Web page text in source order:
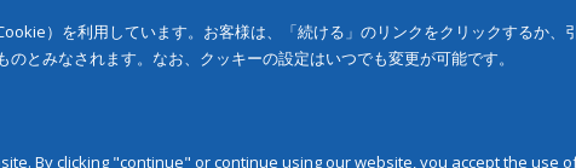
）を利用しています。お客様は、「続ける」のリンクをクリックするか、
とみなされます。なお、クッキーの設定はいつでも変更が可能です。
By clicking "continue" or continue using our website, you accept the use